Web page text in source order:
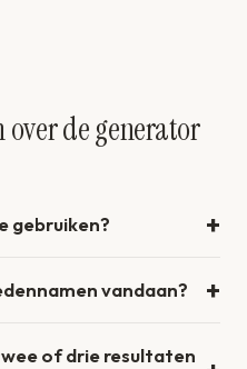
over de generator
gebruiken?
vandaan?
of drie resultaten